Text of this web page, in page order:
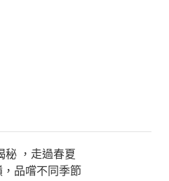
秘 ，走過春夏
品嚐不同季節